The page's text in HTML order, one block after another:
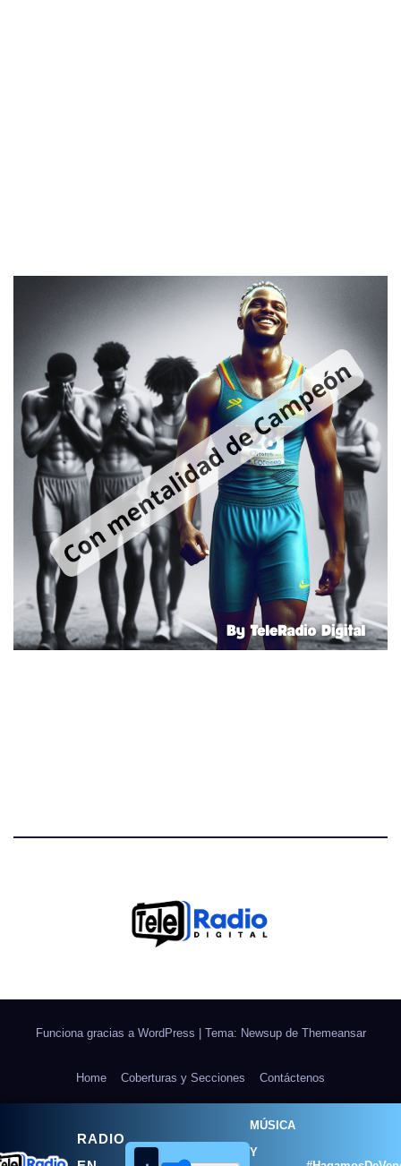
RADIO
MÚSICA
Y
Funciona gracias a WordPress Tema: Newsup de Themeansar
Home Coberturas y Secciones Contáctenos
Ponle Música al Deporte